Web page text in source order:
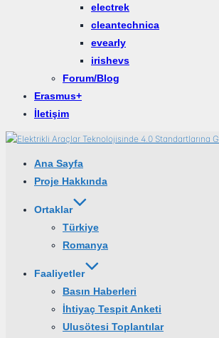
electrek
cleantechnica
evearly
irishevs
Forum/Blog
Erasmus+
İletişim
Ana Sayfa
Proje Hakkında
Ortaklar
Türkiye
Romanya
Faaliyetler
Basın Haberleri
İhtiyaç Tespit Anketi
Ulusötesi Toplantılar